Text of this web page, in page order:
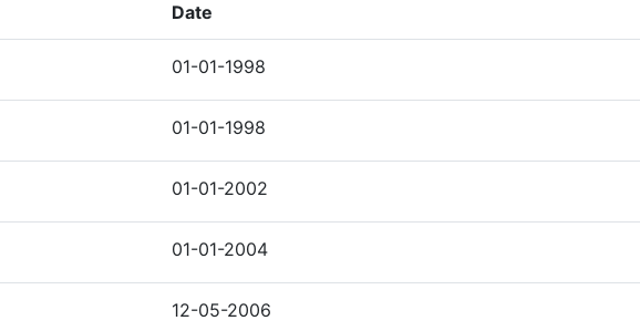
Date
01-01-1998
01-01-1998
01-01-2002
01-01-2004
12-05-2006